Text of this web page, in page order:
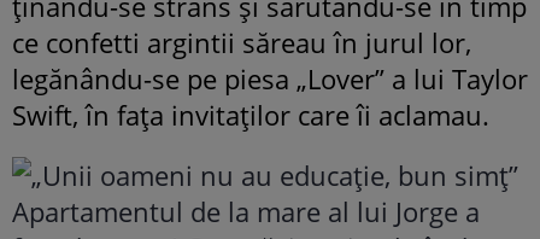
ce confetti argintii săreau în jurul lor,
legănându-se pe piesa „Lover” a lui Taylor
Swift, în fața invitaților care îi aclamau.